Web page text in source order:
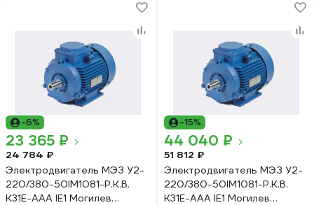
-6%
23 365 ₽
24 784 ₽
Электродвигатель МЭЗ У2-
220/380-50IM1081-Р.К.В.
К31Е-ААА IE1 Могилев
-15%
44 040 ₽
51 812 ₽
Электродвигатель МЭЗ У2-
220/380-50IM1081-Р.К.В.
К31Е-ААА IE1 Могилев